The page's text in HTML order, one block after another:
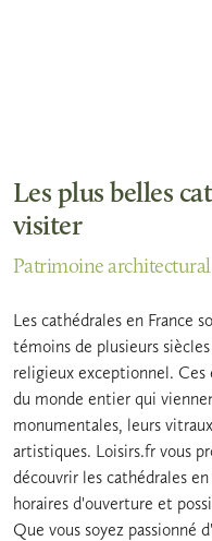
Les plus belles
visiter
Patrimoine
Les cathédrales en France
témoins de plusieurs
religieux exceptionnel. Ces
du monde entier qui
monumentales, leurs
artistiques. Loisirs.fr vous
découvrir les cathédrales
horaires d'ouverture et
Que vous soyez passionné